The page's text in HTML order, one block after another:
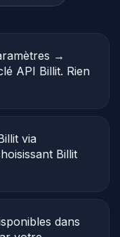
→
API Billit. Rien
via
Billit
dans